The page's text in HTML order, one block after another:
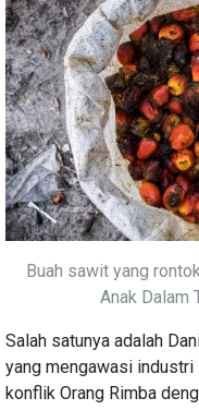
Buah sawit yang
Anak Dalam
Salah satunya adalah
yang mengawasi
konflik Orang Rimba